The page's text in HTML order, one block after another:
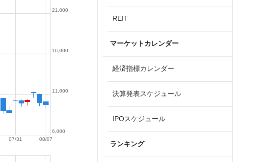
08/07
07/31
6,000
11,000
16,000
21,000
REIT
マーケットカレンダー
経済指標カレンダー
決算発表スケジュール
IPOスケジュール
ランキング